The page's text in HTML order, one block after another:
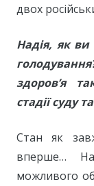
двох
Надія, як ви
здоров’я
стадії суду
Стан як
вперше…
можливого